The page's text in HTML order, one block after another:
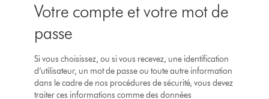
Votre compte et votre mot de
passe
Si vous choisissez, ou si vous recevez, une identification
d’utilisateur, un mot de passe ou toute autre information
dans le cadre de nos procédures de sécurité, vous devez
traiter ces informations comme des données